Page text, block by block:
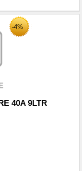
-4%
40A 9LTR